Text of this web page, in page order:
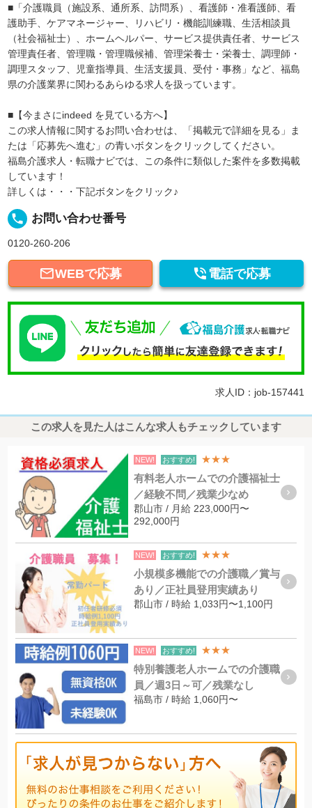
■「介護職員（施設系、通所系、訪問系）、看護師・准看護師、看
護助手、ケアマネージャー、リハビリ・機能訓練職、生活相談員
（社会福祉士）、ホームヘルパー、サービス提供責任者、サービス
管理責任者、管理職・管理職候補、管理栄養士・栄養士、調理師・
調理スタッフ、児童指導員、生活支援員、受付・事務」など、福島
県の介護業界に関わるあらゆる求人を扱っています。
■【今まさにindeed を見ている方へ】
この求人情報に関するお問い合わせは、「掲載元で詳細を見る」ま
たは「応募先へ進む」の青いボタンをクリックしてください。
福島介護求人・転職ナビでは、この条件に類似した案件を多数掲載
しています！
詳しくは・・・下記ボタンをクリック♪
local_phone お問い合わせ番号
0120-260-206
WEBで応募  電話で応募
求人ID：job-157441
この求人を見た人はこんな求人もチェックしています
NEW! おすすめ! ★★★
有料老人ホームでの介護福祉士
／経験不問／残業少なめ
郡山市 / 月給 223,000円〜
292,000円
NEW! おすすめ! ★★★
小規模多機能での介護職／賞与
あり／正社員登用実績あり
郡山市 / 時給 1,033円〜1,100円
NEW! おすすめ! ★★★
特別養護老人ホームでの介護職
員／週3日～可／残業なし
福島市 / 時給 1,060円〜